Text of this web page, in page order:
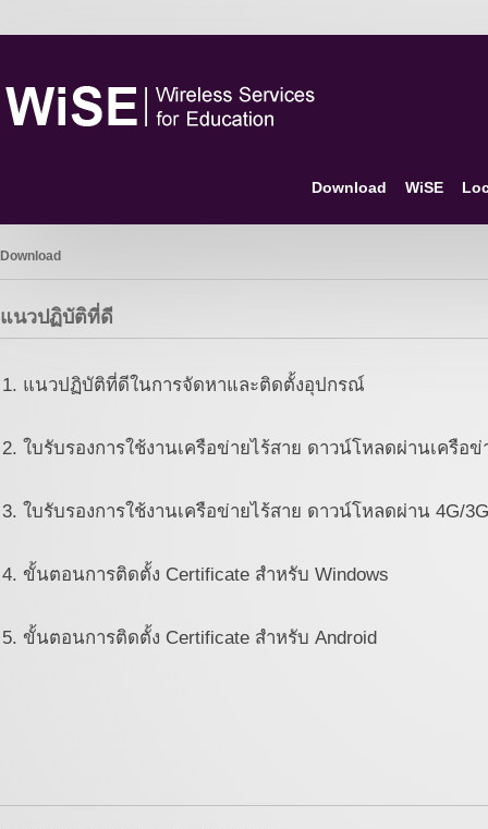
Download WiSE
Download
แนวปฏิบัติที่ดี
1. แนวปฏิบัติที่ดีในการจัดหาและติดตั้งอุปกรณ์
2. ใบรับรองการใช้งานเครือข่ายไร้สาย ดาวน์โหลดผ่านเครือ
3. ใบรับรองการใช้งานเครือข่ายไร้สาย ดาวน์โหลดผ่าน 4G/
4. ขั้นตอนการติดตั้ง Certificate สำหรับ Windows
5. ขั้นตอนการติดตั้ง Certificate สำหรับ Android